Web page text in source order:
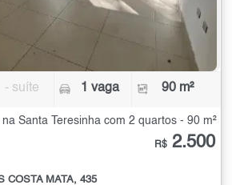
- suíte 1 vaga 90 m²
Santa Teresinha com 2 quartos - 90 m²
COSTA MATA, 435
R$ 2.500